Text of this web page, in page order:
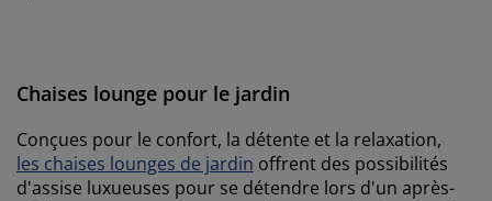
Chaises lounge pour le jardin
Conçues pour le confort, la détente et la relaxation,
les chaises lounges de jardin offrent des possibilités
d'assise luxueuses pour se détendre lors d'un après-